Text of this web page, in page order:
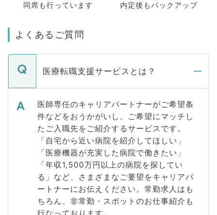
同席も行っています
内定後もバックアップ
よくあるご質問
医療転職支援サービスとは？
医師専任のキャリアパートナーがご希望条
件などをおうかがいし、ご希望にマッチし
たご入職先をご紹介するサービスです。
「自宅から近い病院を紹介してほしい」
「医療機器が充実した病院で働きたい」
「年収1,500万円以上の病院を探してい
る」など、さまざまなご要望をキャリアパ
ートナーにお伝えください。常勤求人はも
ちろん、非常勤・スポットのお仕事紹介も
行なっております。